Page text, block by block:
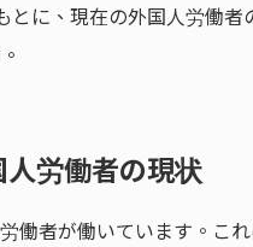
とに、現在の外国人労働
労働者の現状
働者が働いています。こ